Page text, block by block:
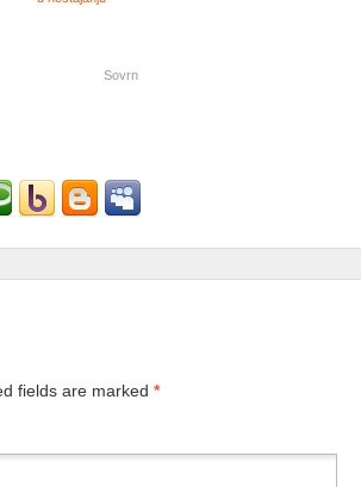
Sovrn
fields are marked *